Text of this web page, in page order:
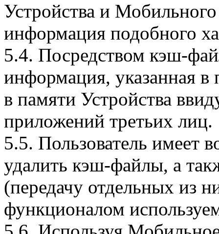
Устройства и
информация подобного
5.4. Посредством кэш-
информация, указанная в
в памяти Устройства
приложений третьих лиц.
5.5. Пользователь имеет
удалить кэш-файлы, а
(передачу отдельных из
функционалом